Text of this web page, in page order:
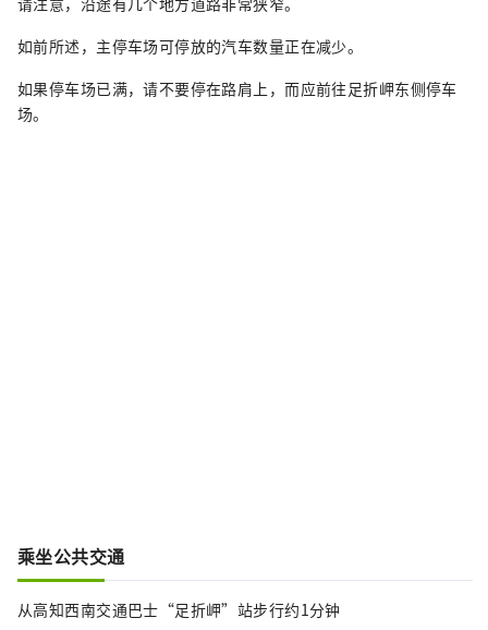
如前所述，主停车场可停放的汽车数量正在减少。
如果停车场已满，请不要停在路肩上，而应前往足折岬东侧停车
场。
乘坐公共交通
从高知西南交通巴士“足折岬”站步行约1分钟